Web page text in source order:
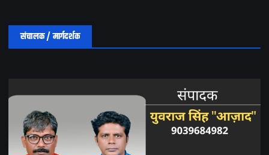
संचालक / मार्गदर्शक